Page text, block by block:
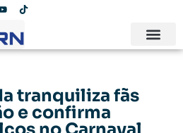
tranquiliza fãs
e confirma